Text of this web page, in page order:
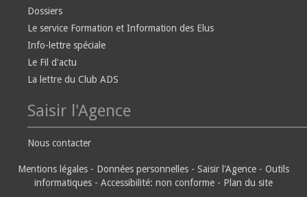
Dossiers
Le service Formation et Information des Elus
Info-lettre spéciale
Le Fil d'actu
La lettre du Club ADS
Saisir l'Agence
Nous contacter
Mentions légales - Données personnelles - Saisir l'Agence - Outils
informatiques - Accessibilité: non conforme - Plan du site